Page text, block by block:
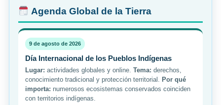
Agenda Global de la Tierra
9 de agosto de 2026
Día Internacional de los Pueblos Indígenas
Lugar: actividades globales y online. Tema: derechos,
conocimiento tradicional y protección territorial. Por qué
importa: numerosos ecosistemas conservados coinciden
con territorios indígenas.